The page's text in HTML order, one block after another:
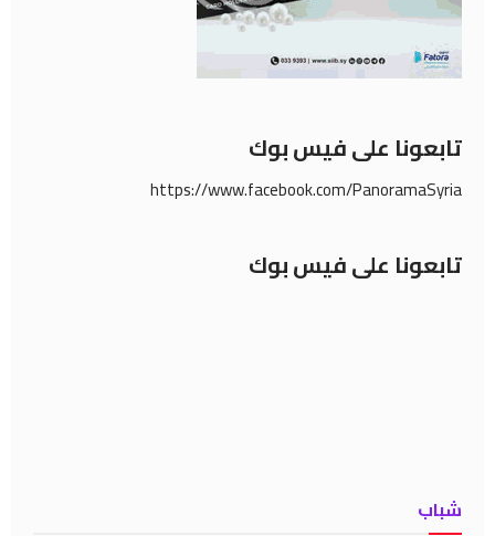
تابعونا على فيس بوك
https://www.facebook.com/PanoramaSyria
تابعونا على فيس بوك
شباب